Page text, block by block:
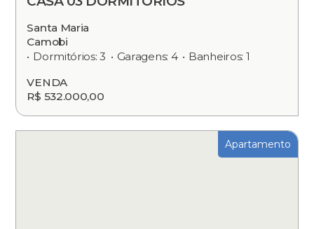
Santa Maria
Camobi
Dormitórios: 3
Garagens: 4
Banheiros: 1
VENDA
R$ 532.000,00
Apartamento